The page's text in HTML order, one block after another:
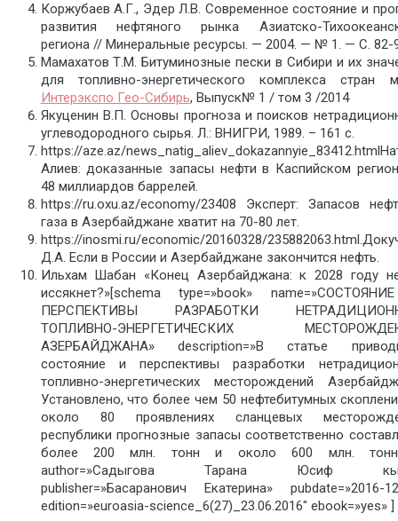
Коржубаев А.Г., Эдер Л.В. Современное состояние и
развития нефтяного рынка Азиатско-
региона // Минеральные ресурсы. — 2004. — № 1. — С. 82-
Мамахатов Т.М. Битуминозные пески в Сибири и их
для топливно-энергетического комплекса стран
Интерэкспо Гео-Сибирь, Выпуск№ 1 / том 3 /2014
Якуценин В.П. Основы прогноза и поисков
углеводородного сырья. Л.: ВНИГРИ, 1989. – 161 с.
https://aze.az/
Алиев: доказанные запасы нефти в Каспийском
48 миллиардов баррелей.
https://ru.oxu.az/economy/23408 Эксперт: Запасов
газа в Азербайджане хватит на 70-80 лет.
https://inosmi.ru/economic/20160328/
Д.А. Если в России и Азербайджане закончится нефть.
Ильхам Шабан «Конец Азербайджана: к 2028 году
иссякнет?»[schema type=»book»
ПЕРСПЕКТИВЫ РАЗРАБОТКИ
ТОПЛИВНО-ЭНЕРГЕТИЧЕСКИХ
АЗЕРБАЙДЖАНА» description=»В статье
состояние и перспективы разработки
топливно-энергетических месторождений
Установлено, что более чем 50 нефтебитумных
около 80 проявлениях сланцевых
республики прогнозные запасы соответственно
более 200 млн. тонн и около 600 млн.
author=»Садыгова Тарана Юсиф
publisher=»Басаранович Екатерина» pubdate=»2016-
edition=»euroasia-science_6(27)_23.06.2016″ ebook=»yes» ]